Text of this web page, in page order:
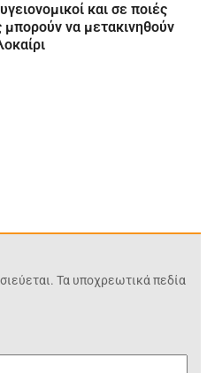
και σε ποιές
μπορούν να μετακινηθούν
Τα υποχρεωτικά πεδία